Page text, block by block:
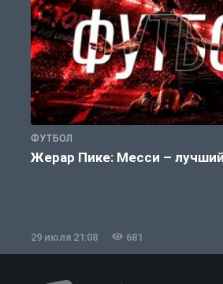
ФУТБОЛ
Жерар Пике: Месси –
29 июля 21:08 681